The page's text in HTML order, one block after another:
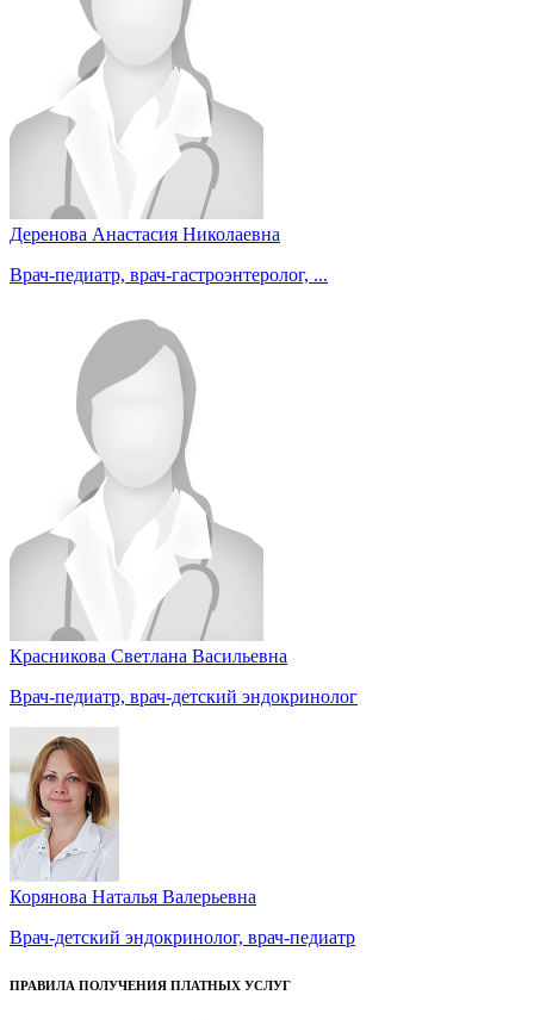
Деренова Анастасия Николаевна
Врач-педиатр, врач-гастроэнтеролог, ...
Красникова Светлана Васильевна
Врач-педиатр, врач-детский эндокринолог
Корянова Наталья Валерьевна
Врач-детский эндокринолог, врач-педиатр
ПРАВИЛА ПОЛУЧЕНИЯ ПЛАТНЫХ УСЛУГ